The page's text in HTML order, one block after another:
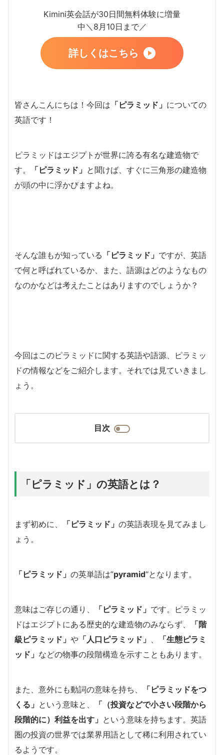
Kimini英会話が30日間無料体験に増量
中＼8月10日まで／
詳しくはこちら
皆さんこんにちは！今回は 「ピラミッド」 についての
英語です！
ピラミッドはエジプトが世界に誇る有名な建造物で
す。
「ピラミッド」 と聞けば、すぐに三角形の建造物
が頭の中に浮かびますよね。
そんな誰もが知っている 「ピラミッド」 ですが、英語
で何と呼ばれているか、また、語源はどのようなもの
なのかなどは考えたことはありますのでしょうか？
今回はこのピラミッドに関する英語や語源、ピラミッ
ドの情報などをご紹介します。それでは見ていきまし
ょう。
目次
「ピラミッド」の英語とは？
まず初めに、 「ピラミッド」 の英語表現を見てみまし
ょう。
「ピラミッド」 の英単語は”pyramid“となります。
意味はご存じの通り、 「ピラミッド」 です。ピラミッ
ドはエジプトにある歴史的な建造物のみならず、
「階
級ピラミッド」 や 「人口ピラミッド」
「生態ピラミ
ッド」 などの物事の段階構造を示すこともあります。
また、意外にも動詞の意味を持ち、
「ピラミッドをつ
くる」 という意味と、
「（投資などで小さい段階から
段階的に）利益を出す」 という意味を持ちます。英語
圏の投資の世界では業界用語として稀に利用されてい
るようです。